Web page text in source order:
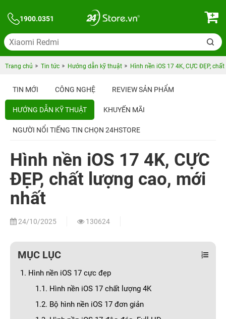
1900.0351
Trang chủ Tin tức Hướng dẫn kỹ thuật Hình nền iOS 17 4K, CỰC ĐẸP,
TIN MỚI CÔNG NGHỆ REVIEW SẢN PHẨM
HƯỚNG DẪN KỸ THUẬT KHUYẾN MÃI
NGƯỜI NỔI TIẾNG TIN CHỌN 24HSTORE
Hình nền iOS 17 4K, CỰC
ĐẸP, chất lượng cao, mới
nhất
24/10/2025 130624
MỤC LỤC
1. Hình nền iOS 17 cực đẹp
1.1. Hình nền iOS 17 chất lượng 4K
1.2. Bộ hình nền iOS 17 đơn giản